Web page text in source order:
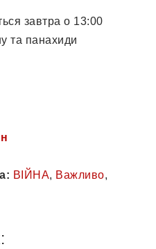
завтра о 13:00
та панахиди
ВІЙНА, Важливо,